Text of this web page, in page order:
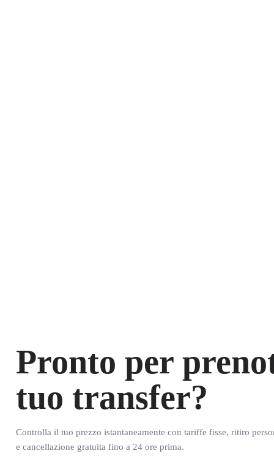
Pronto per
tuo transfer?
Controlla il tuo prezzo istantaneamente con tariffe fisse, ritiro
e cancellazione gratuita fino a 24 ore prima.